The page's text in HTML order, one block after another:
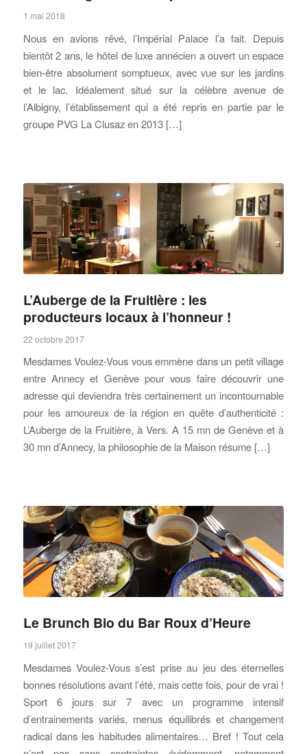
1 mai 2018
Nous en avions rêvé, l’Impérial Palace l’a fait. Depuis
bientôt 2 ans, le hôtel de luxe annécien a ouvert un espace
bien-être absolument somptueux, avec vue sur les jardins
et le lac. Idéalement situé sur la célèbre avenue de
l’Albigny, l’établissement qui a été repris en partie par le
groupe PVG La Clusaz en 2013 […]
L’Auberge de la Fruitière : les
producteurs locaux à l’honneur !
22 octobre 2017
Mesdames Voulez-Vous vous emmène dans un petit village
entre Annecy et Genève pour vous faire découvrir une
adresse qui deviendra très certainement un incontournable
pour les amoureux de la région en quête d’authenticité :
L’Auberge de la Fruitière, à Vers. A 15 mn de Genève et à
30 mn d’Annecy, la philosophie de la Maison résume […]
Le Brunch Bio du Bar Roux d’Heure
19 juillet 2017
Mesdames Voulez-Vous s’est prise au jeu des éternelles
bonnes résolutions avant l’été, mais cette fois, pour de vrai !
Sport 6 jours sur 7 avec un programme intensif
d’entrainements variés, menus équilibrés et changement
radical dans les habitudes alimentaires… Bref ! Tout cela